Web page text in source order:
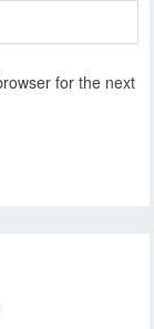
for the next